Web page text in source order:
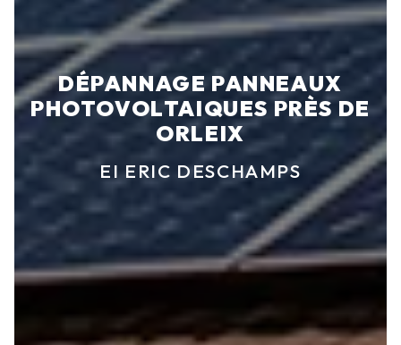
DÉPANNAGE PANNEAUX
PHOTOVOLTAIQUES PRÈS DE
ORLEIX
EI ERIC DESCHAMPS